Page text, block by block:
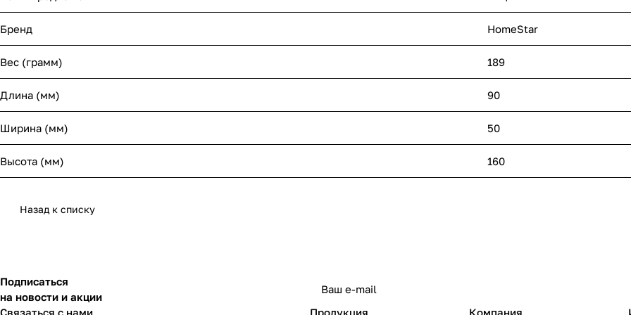
Бренд HomeStar
Вес (грамм) 189
Длина (мм) 90
Ширина (мм) 50
Высота (мм) 160
Назад к списку
Подписаться
на новости и акции
Связаться с нами Продукция Компания